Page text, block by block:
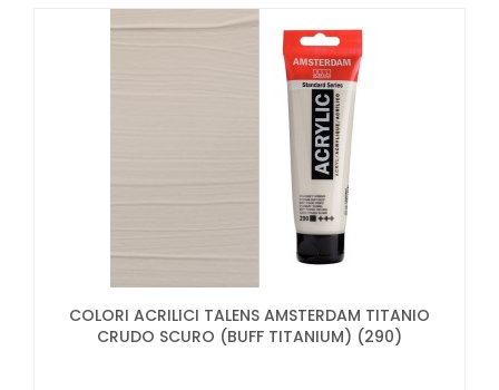
COLORI ACRILICI TALENS AMSTERDAM TITANIO
CRUDO SCURO (BUFF TITANIUM) (290)